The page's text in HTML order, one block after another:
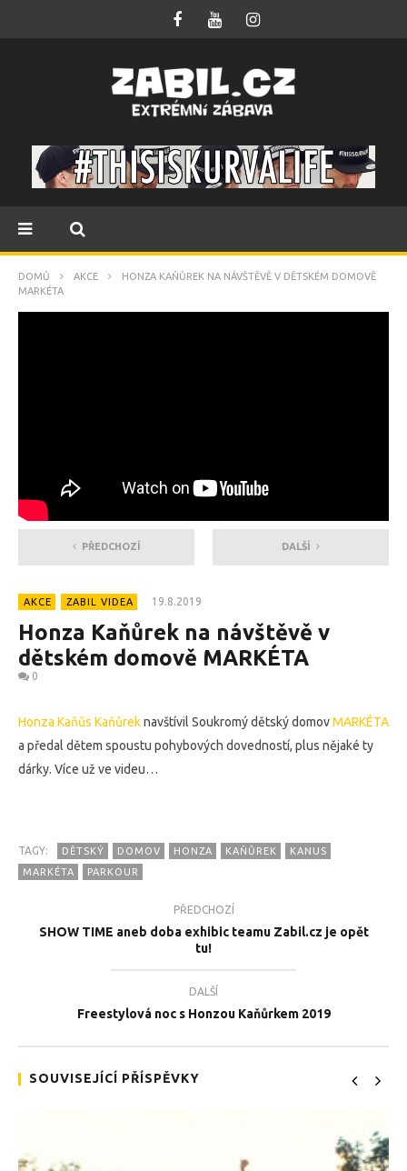
DOMŮ AKCE
HONZA KAŇŮREK NA NÁVŠTĚVĚ V DĚTSKÉM DOMOVĚ
MARKÉTA
PŘEDCHOZÍ DALŠÍ
AKCE ZABIL VIDEA 19.8.2019
Honza Kaňůrek na návštěvě v
dětském domově MARKÉTA
0
TEĎ PROHLÍŽENÉ
Honza Kaňůrek na návštěvě v dětském domově
Honza Kaňůs Kaňůreknavštívil Soukromý dětský domovMARKÉTA
a předal dětem spoustu pohybových dovedností, plus nějaké ty
dárky. Více už ve videu…
TAGY: DĚTSKÝ DOMOV HONZA KAŇŮREK
KANUS
MARKÉTA
PARKOUR
PŘEDCHOZÍ
SHOW TIME aneb doba exhibic teamu Zabil.cz je opět
tu!
DALŠÍ
Freestylová noc s Honzou Kaňůrkem 2019
SOUVISEJÍCÍ PŘÍSPĚVKY